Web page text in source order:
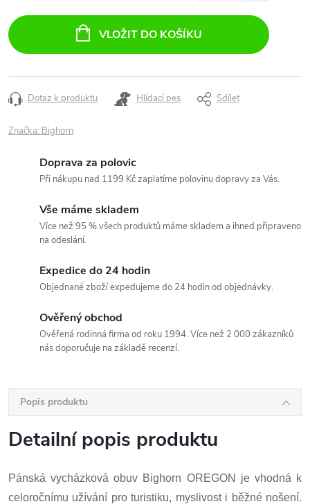
cena:
VLOŽIT DO KOŠÍKU
Dotaz k produktu Hlídací pes Sdílet
Značka: Bighorn
Doprava za polovic
Při nákupu nad 1199 Kč zaplatíme polovinu dopravy za Vás.
Vše máme skladem
Více než 95 % všech produktů máme skladem a ihned připraveno
na odeslání.
Expedice do 24 hodin
Objednané zboží expedujeme do 24 hodin od objednávky.
Ověřený obchod
Ověřená rodinná firma od roku 1994. Více než 2 000 zákazníků
nás doporučuje na základě recenzí.
Popis produktu
Detailní popis produktu
Pánská vycházková obuv Bighorn OREGON je vhodná k
celoročnímu užívání pro turistiku, myslivost i běžné nošení.